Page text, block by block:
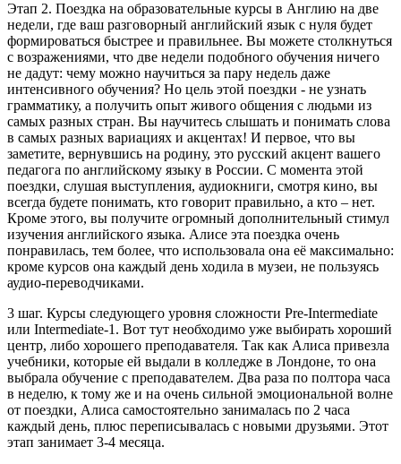
Этап 2. Поездка на образовательные курсы в Англию на две
недели, где ваш разговорный английский язык с нуля будет
формироваться быстрее и правильнее. Вы можете столкнуться
с возражениями, что две недели подобного обучения ничего
не дадут: чему можно научиться за пару недель даже
интенсивного обучения? Но цель этой поездки - не узнать
грамматику, а получить опыт живого общения с людьми из
самых разных стран. Вы научитесь слышать и понимать слова
в самых разных вариациях и акцентах! И первое, что вы
заметите, вернувшись на родину, это русский акцент вашего
педагога по английскому языку в России. С момента этой
поездки, слушая выступления, аудиокниги, смотря кино, вы
всегда будете понимать, кто говорит правильно, а кто – нет.
Кроме этого, вы получите огромный дополнительный стимул
изучения английского языка. Алисе эта поездка очень
понравилась, тем более, что использовала она её максимально:
кроме курсов она каждый день ходила в музеи, не пользуясь
аудио-переводчиками.
3 шаг. Курсы следующего уровня сложности Pre-Intermediate
или Intermediate-1. Вот тут необходимо уже выбирать хороший
центр, либо хорошего преподавателя. Так как Алиса привезла
учебники, которые ей выдали в колледже в Лондоне, то она
выбрала обучение с преподавателем. Два раза по полтора часа
в неделю, к тому же и на очень сильной эмоциональной волне
от поездки, Алиса самостоятельно занималась по 2 часа
каждый день, плюс переписывалась с новыми друзьями. Этот
этап занимает 3-4 месяца.